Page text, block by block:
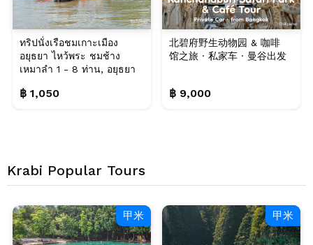
ทริปนั่งเรือชมเกาะเมือง
อยุธยา ไหว้พระ ชมช้าง
เหมาลำ 1 - 8 ท่าน, อยุธยา
฿ 1,050
北碧府野生动物园 & 咖啡
馆之旅 · 私家车 · 曼谷出发
฿ 9,000
Krabi Popular Tours
甲米 甲米